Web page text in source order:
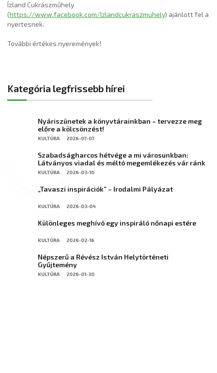
Ízland Cukrászműhely
(https://www.facebook.com/Izlandcukraszmuhely) ajánlott fel a
nyertesnek.
További értékes nyeremények!
Kategória legfrissebb hírei
Nyáriszünetek a könyvtárainkban – tervezze meg
előre a kölcsönzést!
KULTÚRA 2026-07-07
Szabadságharcos hétvége a mi városunkban:
Látványos viadal és méltó megemlékezés vár ránk
KULTÚRA 2026-03-10
„Tavaszi inspirációk” – Irodalmi Pályázat
KULTÚRA 2026-03-04
Különleges meghívó egy inspiráló nőnapi estére
KULTÚRA 2026-02-16
Népszerű a Révész István Helytörténeti
Gyűjtemény
KULTÚRA 2026-01-30